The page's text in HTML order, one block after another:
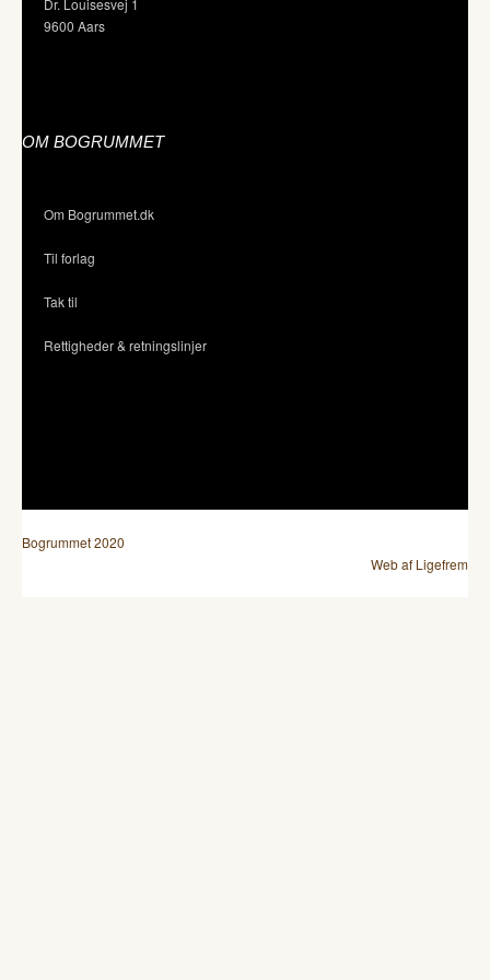
Dr. Louisesvej 1
9600 Aars
OM BOGRUMMET
Om Bogrummet.dk
Til forlag
Tak til
Rettigheder & retningslinjer
Bogrummet 2020
Web af Ligefrem